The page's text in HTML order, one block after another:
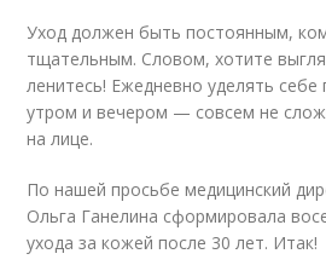
Уход должен быть постоянным,
тщательным. Словом, хотите
ленитесь! Ежедневно уделять себе
утром и вечером — совсем не
на лице.
По нашей просьбе медицинский
Ольга Ганелина сформировала
ухода за кожей после 30 лет. Итак!